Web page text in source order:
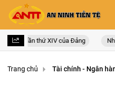
quốc lần thứ XIV của Đảng
Trang chủ Tài chính - Ngân